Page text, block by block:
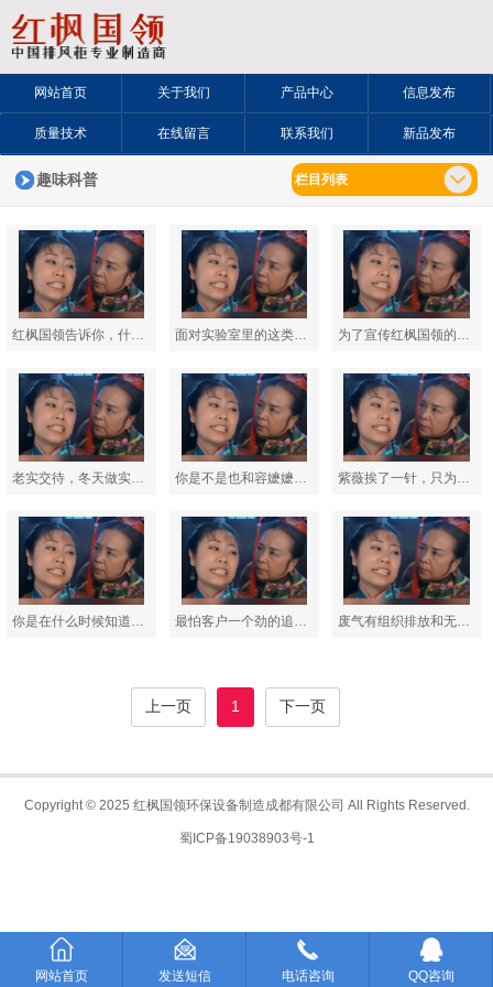
网站首页 关于我们 产品中心 信息发布
质量技术 在线留言 联系我们 新品发布
趣味科普 栏目列表
红枫国领告诉你，什么是喷淋通风柜？ 面对实验室里的这类微毒操作，所以，你还一直在“裸奔”吗？ 为了宣传红枫国领的无管道除尘通风柜，紫薇这次是真的豁出去了
老实交待，冬天做实验的时候，你们害不害怕环保部门来查！ 你是不是也和容嬷嬷一样，通风柜用了10年也舍不得换？ 紫薇挨了一针，只为让你们知道什么是黑匠吸附净化通风柜
你是在什么时候知道黑匠喷淋通风柜的？我是在紫薇挨了两针后知道的！ 最怕客户一个劲的追问：你们红枫国领的黑匠通风柜，多少钱一台？ 废气有组织排放和无组织排放分别是什么意思？
上一页 1 下一页
Copyright © 2025 红枫国领环保设备制造成都有限公司 All Rights Reserved.
蜀ICP备19038903号-1
网站首页 发送短信 电话咨询 QQ咨询